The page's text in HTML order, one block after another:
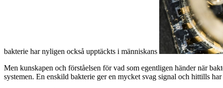
bakterie har nyligen också upptäckts i människans
Men kunskapen och förståelsen för vad som egentligen händer när
systemen. En enskild bakterie ger en mycket svag signal och hittills